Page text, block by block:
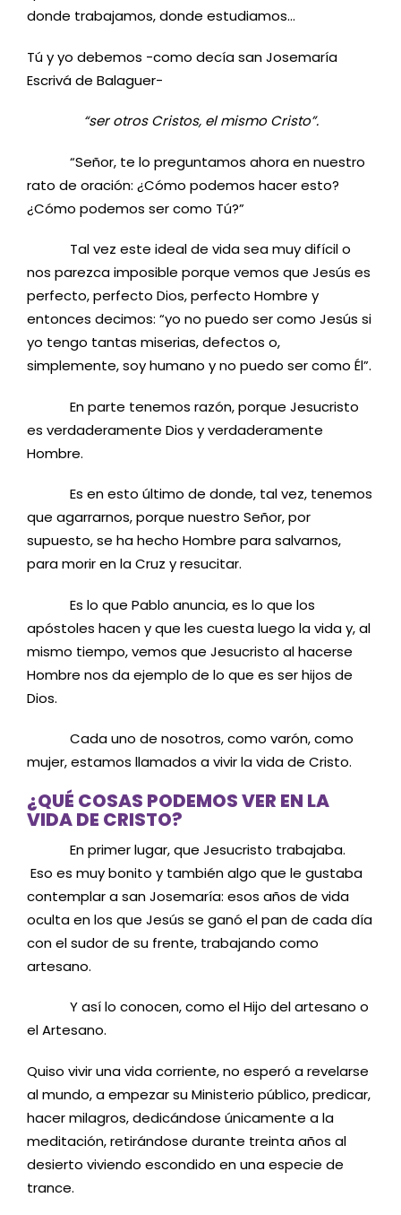
donde trabajamos, donde estudiamos…
Tú y yo debemos -como decía san Josemaría
Escrivá de Balaguer-
“ser otros Cristos, el mismo Cristo”.
“Señor, te lo preguntamos ahora en nuestro
rato de oración: ¿Cómo podemos hacer esto?
¿Cómo podemos ser como Tú?”
Tal vez este ideal de vida sea muy difícil o
nos parezca imposible porque vemos que Jesús es
perfecto, perfecto Dios, perfecto Hombre y
entonces decimos: “yo no puedo ser como Jesús si
yo tengo tantas miserias, defectos o,
simplemente, soy humano y no puedo ser como Él”.
En parte tenemos razón, porque Jesucristo
es verdaderamente Dios y verdaderamente
Hombre.
Es en esto último de donde, tal vez, tenemos
que agarrarnos, porque nuestro Señor, por
supuesto, se ha hecho Hombre para salvarnos,
para morir en la Cruz y resucitar.
Es lo que Pablo anuncia, es lo que los
apóstoles hacen y que les cuesta luego la vida y, al
mismo tiempo, vemos que Jesucristo al hacerse
Hombre nos da ejemplo de lo que es ser hijos de
Dios.
Cada uno de nosotros, como varón, como
mujer, estamos llamados a vivir la vida de Cristo.
¿QUÉ COSAS PODEMOS VER EN LA
VIDA DE CRISTO?
En primer lugar, que Jesucristo trabajaba.
Eso es muy bonito y también algo que le gustaba
contemplar a san Josemaría: esos años de vida
oculta en los que Jesús se ganó el pan de cada día
con el sudor de su frente, trabajando como
artesano.
Y así lo conocen, como el Hijo del artesano o
el Artesano.
Quiso vivir una vida corriente, no esperó a revelarse
al mundo, a empezar su Ministerio público, predicar,
hacer milagros, dedicándose únicamente a la
meditación, retirándose durante treinta años al
desierto viviendo escondido en una especie de
trance.